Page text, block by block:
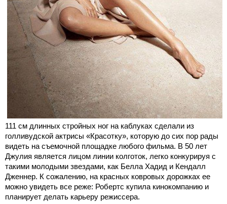
111 см длинных стройных ног на каблуках сделали из
голливудской актрисы «Красотку», которую до сих пор рады
видеть на съемочной площадке любого фильма. В 50 лет
Джулия является лицом линии колготок, легко конкурируя с
такими молодыми звездами, как Белла Хадид и Кендалл
Дженнер. К сожалению, на красных ковровых дорожках ее
можно увидеть все реже: Робертс купила кинокомпанию и
планирует делать карьеру режиссера.